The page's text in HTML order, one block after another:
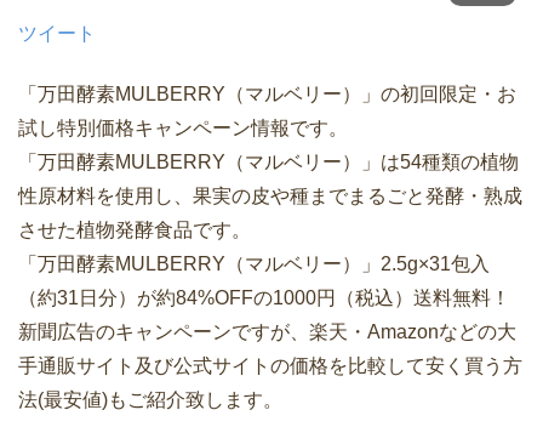
ツイート
「万田酵素MULBERRY（マルベリー）」の初回限定・お
試し特別価格キャンペーン情報です。
「万田酵素MULBERRY（マルベリー）」は54種類の植物
性原材料を使用し、果実の皮や種までまるごと発酵・熟成
させた植物発酵食品です。
「万田酵素MULBERRY（マルベリー）」2.5g×31包入
（約31日分）が約84%OFFの1000円（税込）送料無料！
新聞広告のキャンペーンですが、楽天・Amazonなどの大
手通販サイト及び公式サイトの価格を比較して安く買う方
法(最安値)もご紹介致します。